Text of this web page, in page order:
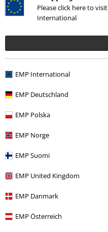
Please click here to
International
EMP International
EMP Deutschland
EMP Polska
EMP Norge
EMP Suomi
EMP United Kingdom
EMP Danmark
EMP Österreich